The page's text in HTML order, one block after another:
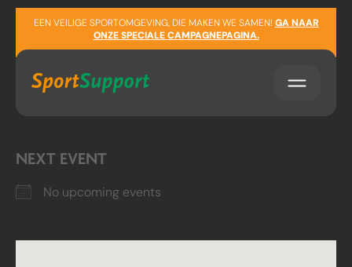
Sla navigatie over
EEN VEILIGE SPORTOMGEVING, DIE MAKEN WE SAMEN! GA NAAR
ONZE SPECIALE CAMPAGNEPAGINA.
LOCATION
Heemstede
NEXT EVENT
No upcoming events